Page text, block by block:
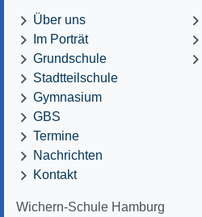
Über uns
Im Porträt
Grundschule
Stadtteilschule
Gymnasium
GBS
Termine
Nachrichten
Kontakt
Wichern-Schule Hamburg